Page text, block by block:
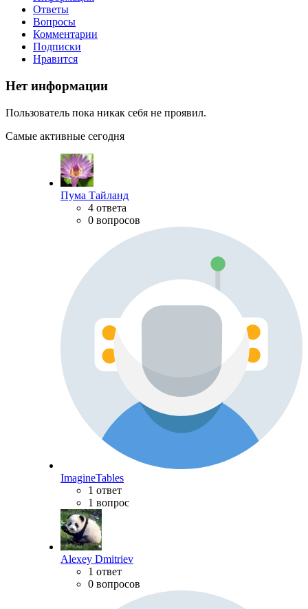
Ответы
Вопросы
Комментарии
Подписки
Нравится
Нет информации
Пользователь пока никак себя не проявил.
Самые активные сегодня
Пума Тайланд
4 ответа
0 вопросов
ImagineTables
1 ответ
1 вопрос
Alexey Dmitriev
1 ответ
0 вопросов